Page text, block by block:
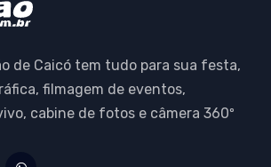
de Caicó tem tudo para sua festa,
filmagem de eventos,
cabine de fotos e câmera 360º